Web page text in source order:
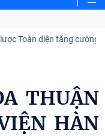
diện tăng cường Việt Nam
THUẬN
HÀN